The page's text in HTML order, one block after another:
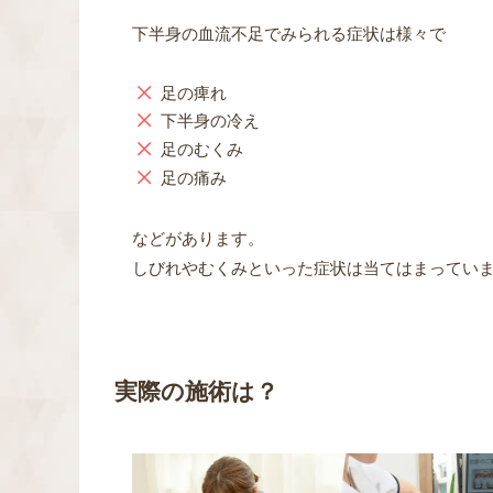
下半身の血流不足でみられる症状は様々で
足の痺れ
下半身の冷え
足のむくみ
足の痛み
などがあります。
しびれやむくみといった症状は当てはまってい
実際の施術は？